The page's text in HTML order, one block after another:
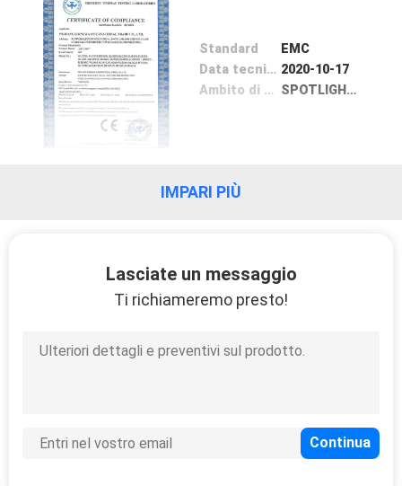
CASI
MAPPA
DEL
SITO
Standard
EMC
Data tecnico Problema 2020-10-17
Ambito di applicazione / Gamma
SPOTLIGHT, WORK LIGHT, HEADLAMP
IMPARI PIÙ
Lasciate un messaggio
Ti richiameremo presto!